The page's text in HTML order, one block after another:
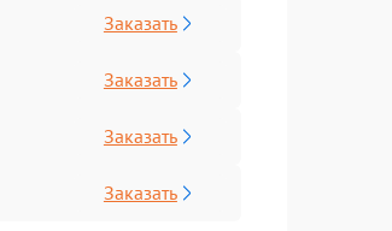
Заказать
Заказать
Заказать
Заказать